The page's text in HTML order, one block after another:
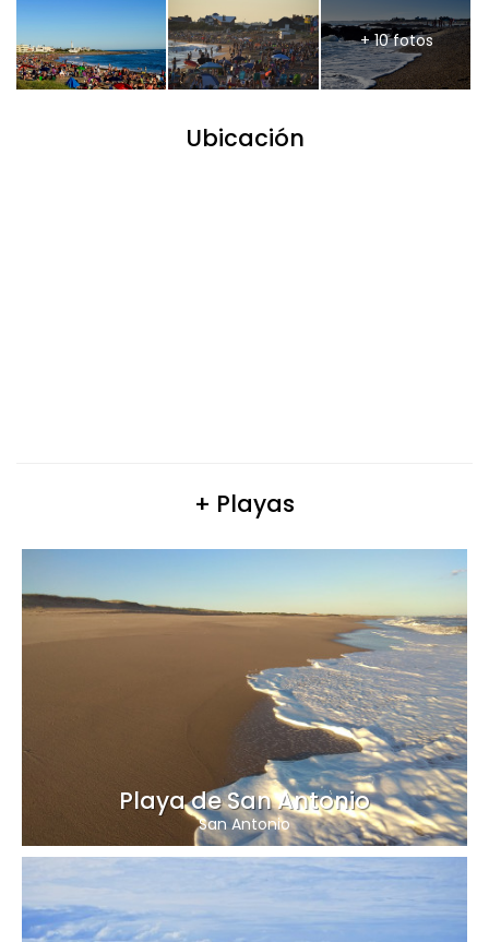
+ 10 fotos
Ubicación
+ Playas
Playa de San Antonio
San Antonio